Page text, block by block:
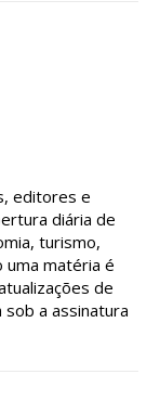
editores e
diária de
turismo,
uma matéria é
de
a assinatura